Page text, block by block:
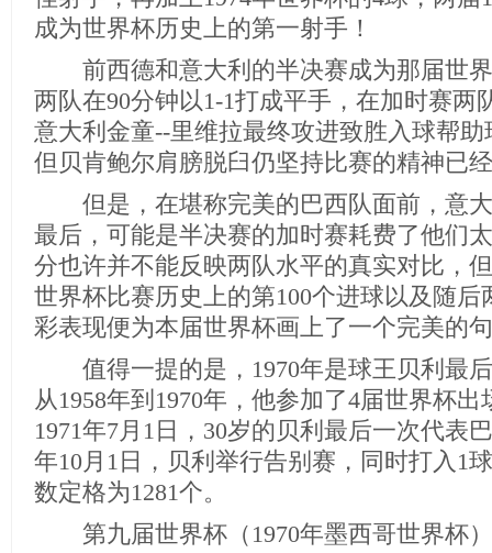
成为世界杯历史上的第一射手！
前西德和意大利的半决赛成为那届世界
两队在90分钟以1-1打成平手，在加时赛两
意大利金童--里维拉最终攻进致胜入球帮
但贝肯鲍尔肩膀脱臼仍坚持比赛的精神已
但是，在堪称完美的巴西队面前，意大
最后，可能是半决赛的加时赛耗费了他们
分也许并不能反映两队水平的真实对比，
世界杯比赛历史上的第100个进球以及随后
彩表现便为本届世界杯画上了一个完美的
值得一提的是，1970年是球王贝利最
从1958年到1970年，他参加了4届世界杯出
1971年7月1日，30岁的贝利最后一次代表
年10月1日，贝利举行告别赛，同时打入1
数定格为1281个。
第九届世界杯（1970年墨西哥世界杯